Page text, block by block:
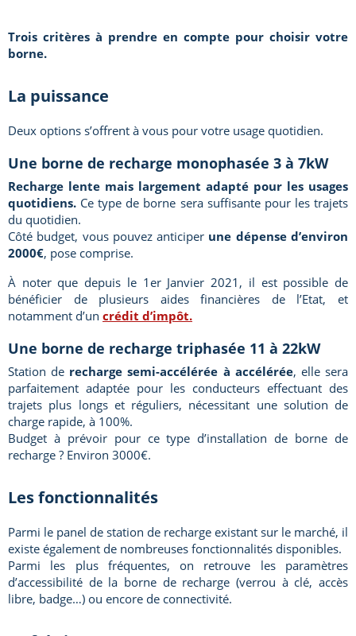
Trois critères à prendre en compte pour choisir votre
borne.
La puissance
Deux options s’offrent à vous pour votre usage quotidien.
Une borne de recharge monophasée 3 à 7kW
Recharge lente mais largement adapté pour les usages
quotidiens. Ce type de borne sera suffisante pour les trajets
du quotidien.
Côté budget, vous pouvez anticiper une dépense d’environ
2000€, pose comprise.
À noter que depuis le 1er Janvier 2021, il est possible de
bénéficier de plusieurs aides financières de l’Etat, et
notamment d’un crédit d’impôt.
Une borne de recharge triphasée 11 à 22kW
Station de recharge semi-accélérée à accélérée, elle sera
parfaitement adaptée pour les conducteurs effectuant des
trajets plus longs et réguliers, nécessitant une solution de
charge rapide, à 100%.
Budget à prévoir pour ce type d’installation de borne de
recharge ? Environ 3000€.
Les fonctionnalités
Parmi le panel de station de recharge existant sur le marché, il
existe également de nombreuses fonctionnalités disponibles.
Parmi les plus fréquentes, on retrouve les paramètres
d’accessibilité de la borne de recharge (verrou à clé, accès
libre, badge…) ou encore de connectivité.